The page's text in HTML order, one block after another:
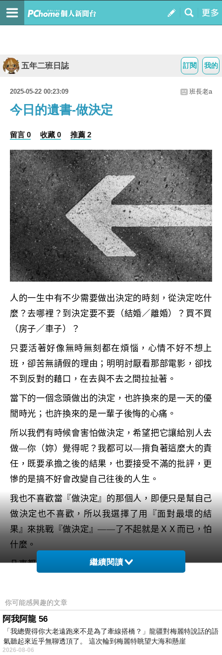
我的
訂閱
五年二班日誌
2025-05-22 00:23:09 班長老a
今日的遺書-做決定
留言 0 收藏 0 推薦 2
人的一生中有不少需要做出決定的時刻，從決定吃什
麼？去哪裡？到決定要不要（結婚／離婚）？買不買
（房子／車子）？
只要活著好像無時無刻都在煩惱，心情不好不想上
班，卻苦無請假的理由；明明討厭看那部電影，卻找
不到反對的藉口，在去與不去之間拉扯著。
當下的一個念頭做出的決定，也許換來的是一天的優
閒時光；也許換來的是一輩子後悔的心痛。
所以我們有時候會害怕做決定，希望把它讓給別人去
做—你（妳）覺得呢？我都可以—揹負著這麼大的責
任，既要承擔之後的結果，也要接受不滿的批評，更
慘的是搞不好會改變自己往後的人生。
我也不喜歡當『做決定』的那個人，即便只是幫自己
做決定也不喜歡，所以我選擇了用『面對最壞的結
果』來挑戰『做決定』——了不起就是ＸＸ而已，怕
什麼。
凡事都會有條後路，不管那條後路是好是壞。
上一篇： 今日的遺書-好日子
下一篇：今日的遺書-歸屬感
繼續閱讀
你可能感興趣的文章
阿我阿龍 56
「我總覺得你大老遠跑來不是為了牽線搭橋？」龍疆對梅麗特說話的語
氣聽起來近乎無聊透頂了。 這次輪到梅麗特眺望大海和懸崖
2026-08-06